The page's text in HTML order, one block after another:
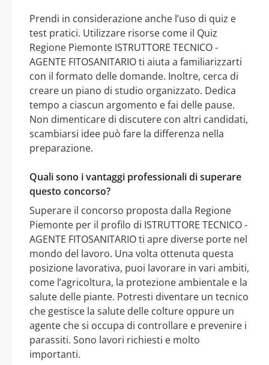
Prendi in considerazione anche l’uso di quiz e
test pratici. Utilizzare risorse come il Quiz
Regione Piemonte ISTRUTTORE TECNICO -
AGENTE FITOSANITARIO ti aiuta a familiarizzarti
con il formato delle domande. Inoltre, cerca di
creare un piano di studio organizzato. Dedica
tempo a ciascun argomento e fai delle pause.
Non dimenticare di discutere con altri candidati,
scambiarsi idee può fare la differenza nella
preparazione.
Quali sono i vantaggi professionali di superare
questo concorso?
Superare il concorso proposta dalla Regione
Piemonte per il profilo di ISTRUTTORE TECNICO -
AGENTE FITOSANITARIO ti apre diverse porte nel
mondo del lavoro. Una volta ottenuta questa
posizione lavorativa, puoi lavorare in vari ambiti,
come l’agricoltura, la protezione ambientale e la
salute delle piante. Potresti diventare un tecnico
che gestisce la salute delle colture oppure un
agente che si occupa di controllare e prevenire i
parassiti. Sono lavori richiesti e molto
importanti.